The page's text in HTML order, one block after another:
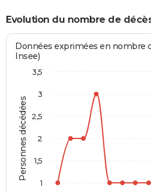
Evolution du nombre de
Personnes décédées
Données exprimées en nombre
Insee)
1
1,5
2
2,5
3
3,5